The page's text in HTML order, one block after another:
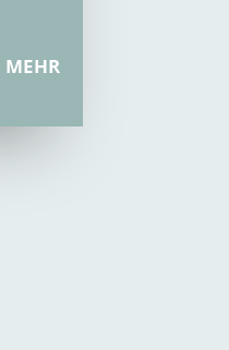
MEHR